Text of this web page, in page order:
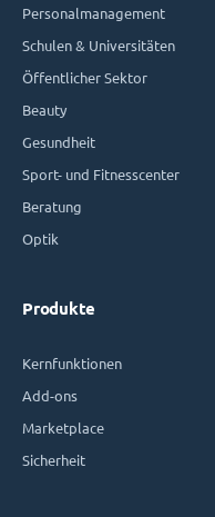
Personalmanagement
Schulen & Universitäten
Öffentlicher Sektor
Beauty
Gesundheit
Sport- und Fitnesscenter
Beratung
Optik
Produkte
Kernfunktionen
Add-ons
Marketplace
Sicherheit